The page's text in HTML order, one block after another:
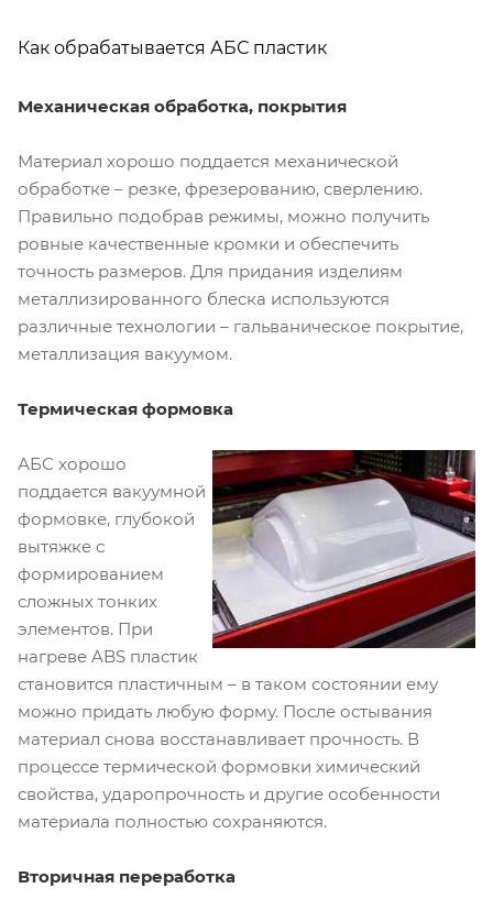
Как обрабатывается АБС пластик
Механическая обработка, покрытия
Материал хорошо поддается механической
обработке – резке, фрезерованию, сверлению.
Правильно подобрав режимы, можно получить
ровные качественные кромки и обеспечить
точность размеров. Для придания изделиям
металлизированного блеска используются
различные технологии – гальваническое покрытие,
металлизация вакуумом.
Термическая формовка
АБС хорошо
поддается вакуумной
формовке, глубокой
вытяжке с
формированием
сложных тонких
элементов. При
нагреве ABS пластик
становится пластичным – в таком состоянии ему
можно придать любую форму. После остывания
материал снова восстанавливает прочность. В
процессе термической формовки химический
свойства, ударопрочность и другие особенности
материала полностью сохраняются.
Вторичная переработка